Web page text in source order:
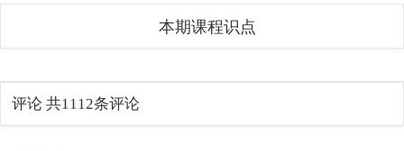
本期课程识点
评论 共1112条评论